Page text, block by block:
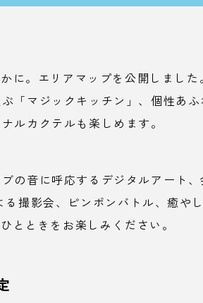
。エリアマップを公開しました
「マジックキッチン」、個性あ
ルカクテルも楽しめます。
の音に呼応するデジタルアート
る撮影会、ピンポンバトル、癒や
ときをお楽しみください。